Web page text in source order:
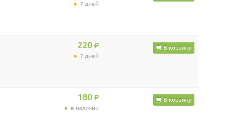
7 дней
220
7 дней
В корзину
180
в наличии
В корзину